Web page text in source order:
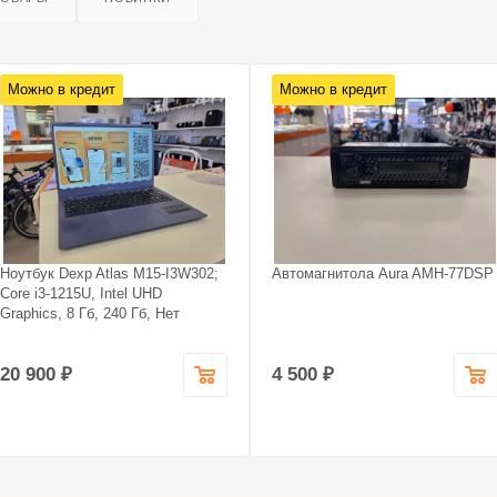
Можно в кредит
Ноутбук Dexp Atlas M15-I3W302;
Core i3-1215U, Intel UHD
Graphics, 8 Гб, 240 Гб, Нет
20 900 ₽
Можно в кредит
Автомагнитола Aura AMH-77DSP
4 500 ₽